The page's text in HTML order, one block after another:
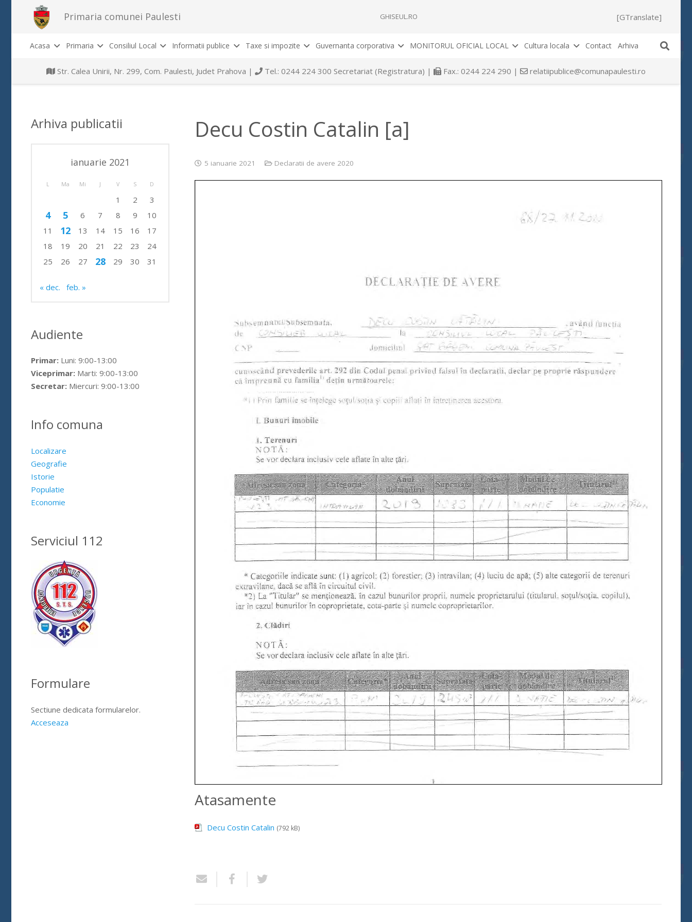
Primaria comunei Paulesti GHISEUL.RO [GTranslate]
Acasa Primaria Consiliul Local Informatii publice Taxe si impozite Guvernanta corporativa MONITORUL OFICIAL LOCAL Cultura locala Contact Arhiva
Str. Calea Unirii, Nr. 299, Com. Paulesti, Judet Prahova | Tel.: 0244 224 300 Secretariat (Registratura) | Fax.: 0244 224 290 | relatiipublice@comunapaulesti.ro
Decu Costin Catalin [a]
5 ianuarie 2021 Declaratii de avere 2020
Atasamente
Decu Costin Catalin (792 kB)
Arhiva publicatii
ianuarie 2021
L Ma Mi J V S D
1 2 3
4 5 6 7 8 9
10
11
12 13 14 15 16
17
18
19 20 21 22 23
24
25
26 27 28 29 30 31
« dec. feb. »
Audiente
Primar:Luni: 9:00-13:00
Viceprimar:Marti: 9:00-13:00
Secretar:Miercuri: 9:00-13:00
Info comuna
Localizare
Geografie
Istorie
Populatie
Economie
Serviciul 112
Formulare
Sectiune dedicata formularelor.
Acceseaza